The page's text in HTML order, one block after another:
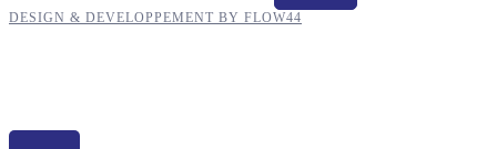
DESIGN & DEVELOPPEMENT BY FLOW44